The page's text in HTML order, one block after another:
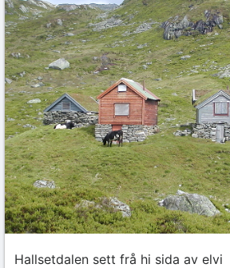
Hallsetdalen sett frå hi sida av elvi